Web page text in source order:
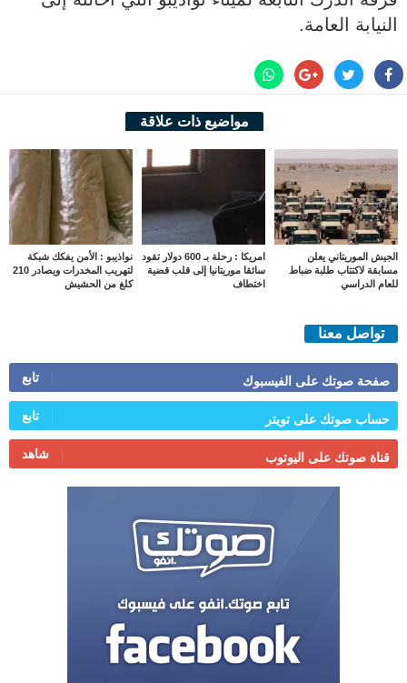
النيابة العامة.
مواضيع ذات علاقة
الجيش الموريتاني يعلن
مسابقة لاكتتاب طلبة ضباط
للعام الدراسي
امريكا : رحلة بـ 600 دولار تقود
سائقا موريتانيا إلى قلب قضية
اختطاف
نواذيبو : الأمن يفكك شبكة
لتهريب المخدرات ويصادر 210
كلغ من الحشيش
تواصل معنا
صفحة صوتك على الفيسبوك تابع
حساب صوتك على تويتر تابع
قناة صوتك على اليوتوب شاهد